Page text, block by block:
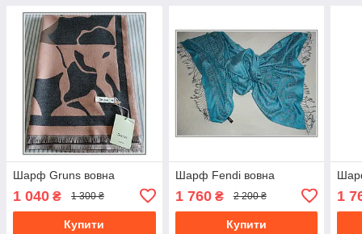
Шарф Gruns вовна
1 040 ₴ 1 300 ₴
Купити
Шарф Fendi вовна
1 760₴ 2 200 ₴
Купити
1